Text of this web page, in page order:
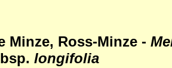
Minze, Ross-Minze -
longifolia